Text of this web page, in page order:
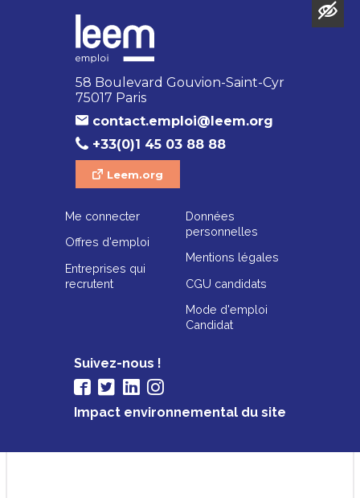
58 Boulevard Gouvion-Saint-Cyr
75017 Paris
contact.emploi@leem.org
+33(0)1 45 03 88 88
Leem.org
Me connecter
Offres d'emploi
Entreprises qui
recrutent
Données
personnelles
Mentions légales
CGU candidats
Mode d'emploi
Candidat
Suivez-nous !
Impact environnemental du site